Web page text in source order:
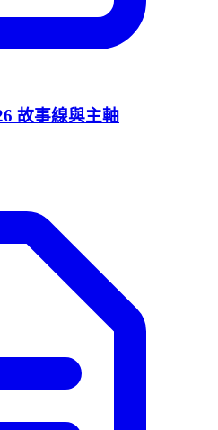
故事線與主軸